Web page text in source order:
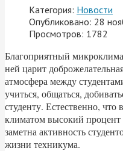
Категория: Новости
Опубликовано: 28
Просмотров: 1782
Благоприятный
ней царит
атмосфера между
учиться, общаться,
студенту. Естественно,
климатом высокий процент
заметна активность
жизни техникума.